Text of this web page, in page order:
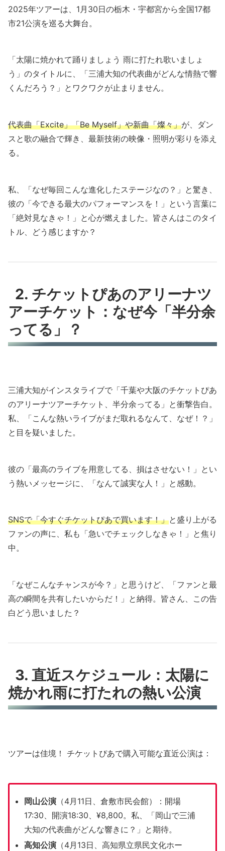
2025年ツアーは、1月30日の栃木・宇都宮から全国17都
市21公演を巡る大舞台。
「太陽に焼かれて踊りましょう 雨に打たれ歌いましょ
う」のタイトルに、「三浦大知の代表曲がどんな情熱で響
くんだろう？」とワクワクが止まりません。
代表曲「Excite」「Be Myself」や新曲「燦々」が、ダン
スと歌の融合で輝き、最新技術の映像・照明が彩りを添え
る。
私、「なぜ毎回こんな進化したステージなの？」と驚き、
彼の「今できる最大のパフォーマンスを！」という言葉に
「絶対見なきゃ！」と心が燃えました。皆さんはこのタイ
トル、どう感じますか？
2. チケットぴあのアリーナツ
アーチケット：なぜ今「半分余
ってる」？
三浦大知がインスタライブで「千葉や大阪のチケットぴあ
のアリーナツアーチケット、半分余ってる」と衝撃告白。
私、「こんな熱いライブがまだ取れるなんて、なぜ！？」
と目を疑いました。
彼の「最高のライブを用意してる、損はさせない！」とい
う熱いメッセージに、「なんて誠実な人！」と感動。
SNSで「今すぐチケットぴあで買います！」と盛り上がる
ファンの声に、私も「急いでチェックしなきゃ！」と焦り
中。
「なぜこんなチャンスが今？」と思うけど、「ファンと最
高の瞬間を共有したいからだ！」と納得。皆さん、この告
白どう思いました？
3. 直近スケジュール：太陽に
焼かれ雨に打たれの熱い公演
ツアーは佳境！ チケットぴあで購入可能な直近公演は：
岡山公演 （4月11日、倉敷市民会館）：開場
17:30、開演18:30、¥8,800。私、「岡山で三浦
大知の代表曲がどんな響きに？」と期待。
高知公演 （4月13日、高知県立県民文化ホー